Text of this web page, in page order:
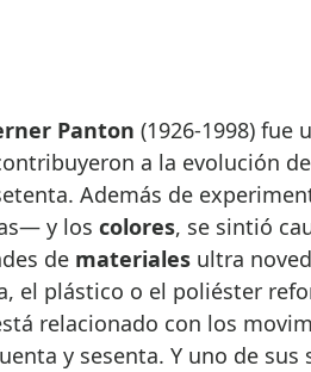
Panton (1926-1998) fue
a la evolución
Además de
y los colores, se sintió
dematerialesultra
el plástico o el poliéster
relacionado con los
y sesenta. Y uno de